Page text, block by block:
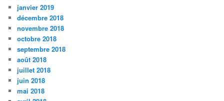
janvier 2019
décembre 2018
novembre 2018
octobre 2018
septembre 2018
août 2018
juillet 2018
juin 2018
mai 2018